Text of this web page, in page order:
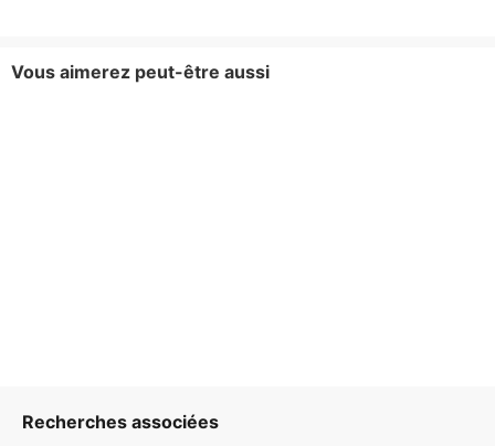
Vous aimerez peut-être aussi
Recherches associées